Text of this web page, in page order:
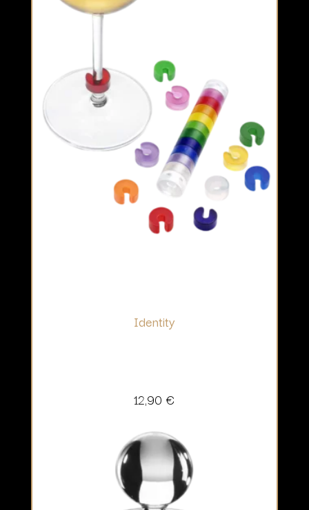
Identity
12,90 €